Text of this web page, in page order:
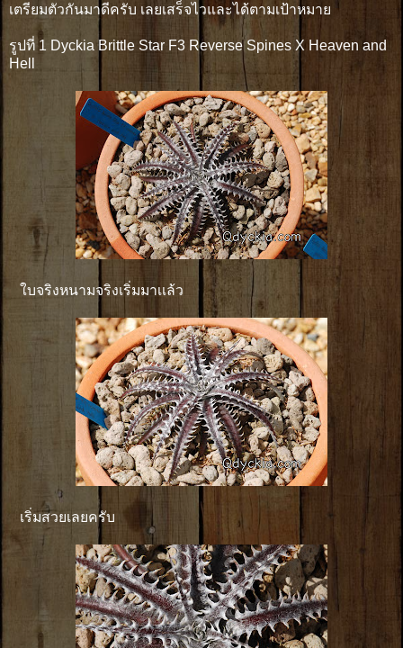
เตรียมตัวกันมาดีครับ เลยเสร็จไวและได้ตามเป้าหมาย
รูปที่ 1 Dyckia Brittle Star F3 Reverse Spines X Heaven and
Hell
ใบจริงหนามจริงเริ่มมาเเล้ว
เริ่มสวยเลยครับ